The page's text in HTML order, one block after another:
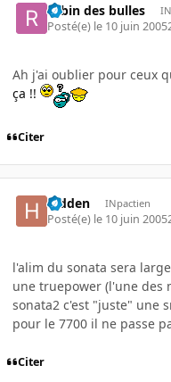
robin des bulles
Posté(e) le 10 juin 2005
Ah j'ai oublier pour ceux
ça !!
Citer
hidden INpactien
Posté(e) le 10 juin 2005
l'alim du sonata sera
une truepower (l'une des
sonata2 c'est "juste" une
pour le 7700 il ne passe
Citer